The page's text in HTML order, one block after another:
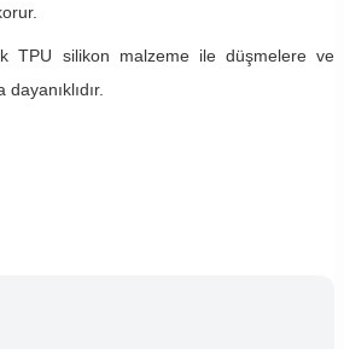
TPU silikon malzeme ile düşmelere ve